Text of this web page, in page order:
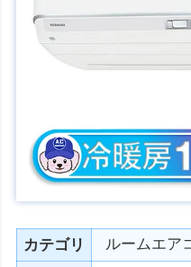
カテゴリ
ルームエア